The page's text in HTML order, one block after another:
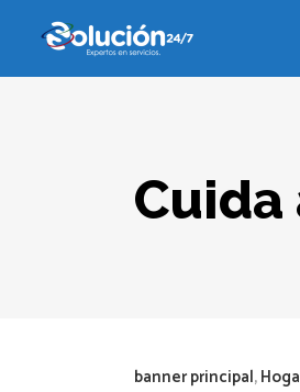
Cuida
banner principal,